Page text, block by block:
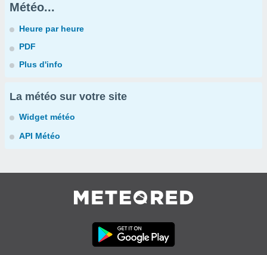
Météo...
Heure par heure
PDF
Plus d'info
La météo sur votre site
Widget météo
API Météo